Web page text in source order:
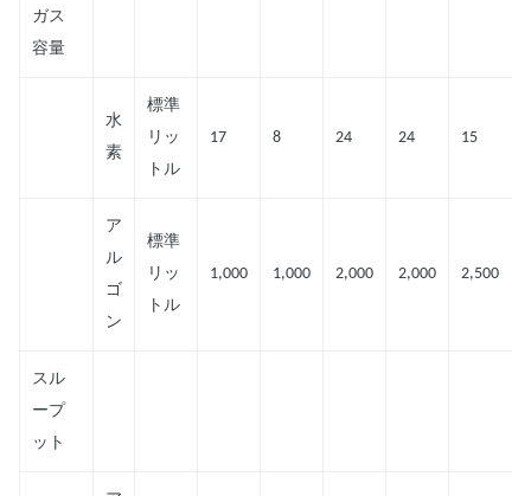
ガス
容量
水
素
標準
リッ
トル
17 8 24 24 15
ア
ル
ゴ
ン
標準
リッ
トル
1,000 1,000 2,000 2,000 2,500
スル
ープ
ット